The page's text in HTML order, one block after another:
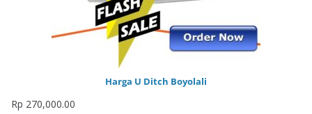
Harga U Ditch Boyolali
Rp 270,000.00